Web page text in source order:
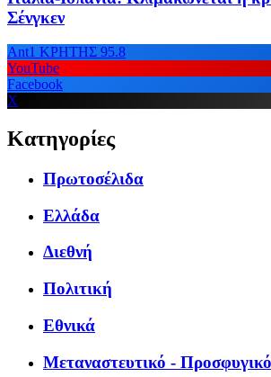
Σένγκεν
Ant1 ΚΡΗΤΗΣ 95.8
YouTube
Facebook
X
Κατηγορίες
Πρωτοσέλιδα
Ελλάδα
Διεθνή
Πολιτική
Εθνικά
Μεταναστευτικό - Προσφυγικό